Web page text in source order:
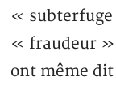
«
« fraudeur »
ont même